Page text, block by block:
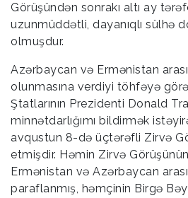
Görüşündən sonrakı altı ay
uzunmüddətli, dayanıqlı sülhə
olmuşdur.
Azərbaycan və Ermənistan
olunmasına verdiyi töhfəyə
Ştatlarının Prezidenti Donald
minnətdarlığımı bildirmək
avqustun 8-də üçtərəfli Zirvə
etmişdir. Həmin Zirvə
Ermənistan və Azərbaycan
paraflanmış, həmçinin Birgə